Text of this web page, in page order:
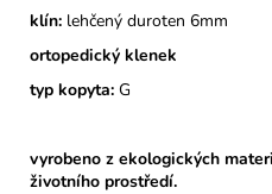
klín: lehčený duroten 6mm
ortopedický klenek
typ kopyta: G
vyrobeno z ekologických
životního prostředí.